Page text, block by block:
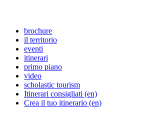
brochure
il territorio
eventi
itinerari
primo piano
video
scholastic tourism
Itinerari consigliati (en)
Crea il tuo itinerario (en)